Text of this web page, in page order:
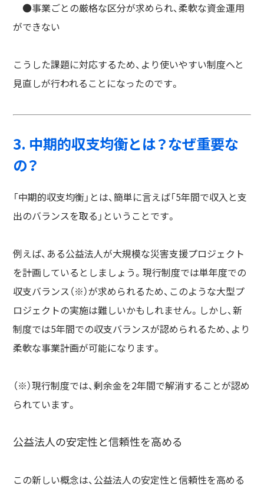
●事業ごとの厳格な区分が求められ、柔軟な資金運用
ができない
こうした課題に対応するため、より使いやすい制度へと
見直しが行われることになったのです。
3. 中期的収支均衡とは？なぜ重要な
の？
「中期的収支均衡」とは、簡単に言えば「5年間で収入と支
出のバランスを取る」ということです。
例えば、ある公益法人が大規模な災害支援プロジェクト
を計画しているとしましょう。現行制度では単年度での
収支バランス（※）が求められるため、このような大型プ
ロジェクトの実施は難しいかもしれません。しかし、新
制度では5年間での収支バランスが認められるため、より
柔軟な事業計画が可能になります。
（※）現行制度では、剰余金を2年間で解消することが認め
られています。
公益法人の安定性と信頼性を高める
この新しい概念は、公益法人の安定性と信頼性を高める